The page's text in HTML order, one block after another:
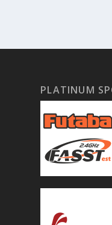
PLATINUM